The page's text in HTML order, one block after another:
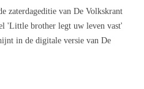
zaterdageditie van De Volkskrant
'Little brother legt uw leven vast'
in de digitale versie van De